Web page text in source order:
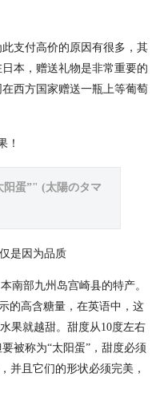
支付高价的原因有很多，其
本，赠送礼物是非常重要的
西方国家赠送一瓶上等葡萄
！
阳蛋”" (太陽のタマ
南部九州岛宫崎县的特产。
的高含糖量，在英语中，这
果就越甜。甜度从10度左右
被称为“太阳蛋”，甜度必须
并且它们的形状必须完美，